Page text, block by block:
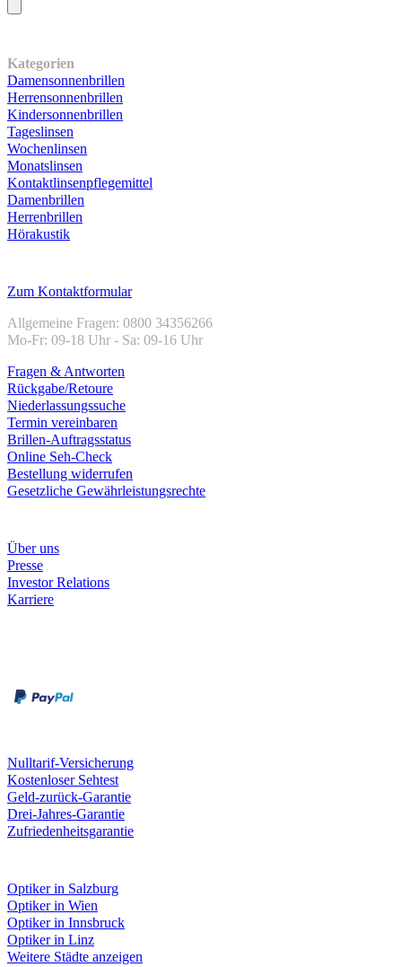
Kategorien
Damensonnenbrillen
Herrensonnenbrillen
Kindersonnenbrillen
Tageslinsen
Wochenlinsen
Monatslinsen
Kontaktlinsenpflegemittel
Damenbrillen
Herrenbrillen
Hörakustik
Zum Kontaktformular
Allgemeine Fragen: 0800 34356266
Mo-Fr: 09-18 Uhr - Sa: 09-16 Uhr
Fragen & Antworten
Rückgabe/Retoure
Niederlassungssuche
Termin vereinbaren
Brillen-Auftragsstatus
Online Seh-Check
Bestellung widerrufen
Gesetzliche Gewährleistungsrechte
Über uns
Presse
Investor Relations
Karriere
Nulltarif-Versicherung
Kostenloser Sehtest
Geld-zurück-Garantie
Drei-Jahres-Garantie
Zufriedenheitsgarantie
Optiker in Salzburg
Optiker in Wien
Optiker in Innsbruck
Optiker in Linz
Weitere Städte anzeigen